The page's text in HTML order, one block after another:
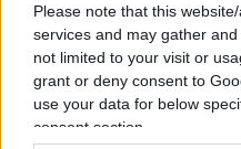
Please note that this
services and may gather
not limited to your visit or
grant or deny consent to
use your data for below
consent section.
della ex coppia tramite
Petro Jr ha detto che i
contributi alla
Gustavo petro,
Santa Lopesierra, alias